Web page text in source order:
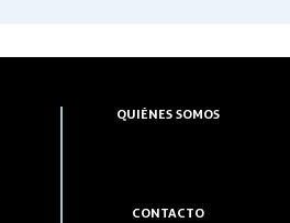
QUIÉNES SOMOS
CONTACTO